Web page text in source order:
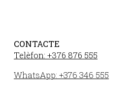
CONTACTE
Telèfon: +376 876 555
WhatsApp: +376 346 555